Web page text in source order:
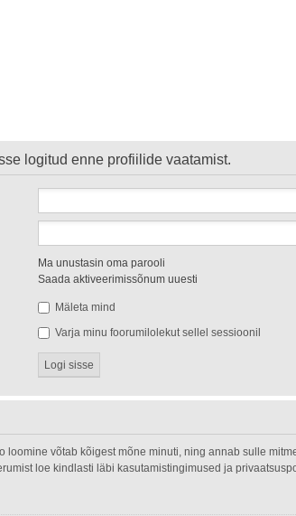
logitud enne profiilide vaatamist.
Ma unustasin oma parooli
Saada aktiveerimissõnum uuesti
Mäleta mind
Varja minu foorumilolekut sellel sessioonil
võtab kõigest mõne minuti, ning annab sulle
loe kindlasti läbi kasutamistingimused ja